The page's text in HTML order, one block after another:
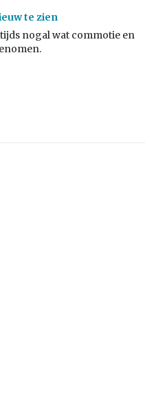
te zien
nogal wat commotie en